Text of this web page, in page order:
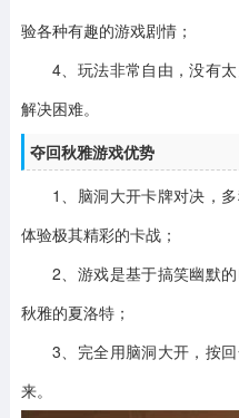
验各种有趣的游戏剧情；
4、玩法非常自由，没有
解决困难。
夺回秋雅游戏优势
1、脑洞大开卡牌对决，
体验极其精彩的卡战；
2、游戏是基于搞笑幽默
秋雅的夏洛特；
3、完全用脑洞大开，按
来。